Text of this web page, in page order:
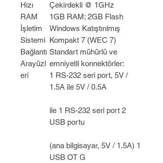
Hızı
Çekirdekli @ 1GHz
RAM
1GB RAM; 2GB Flash
İşletim
Sistemi
Windows Katıştırılmış
Kompakt 7 (WEC 7)
Bağlantı
Arayüzl
eri
Standart mühürlü ve
emniyetli konnektörler:
1 RS-232 seri port, 5V /
1.5A ile 5V / 0.5A
ile 1 RS-232 seri port 2
USB portu
(ana bilgisayar, 5V / 1.5A) 1
USB OT G